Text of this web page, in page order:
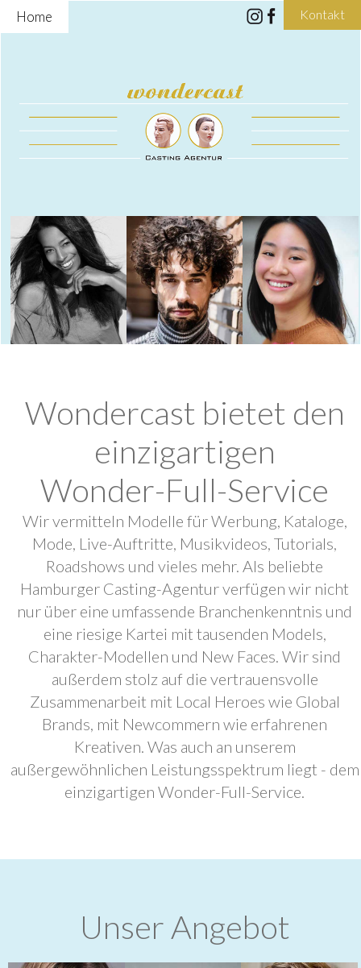
Home Kontakt
Wondercast bietet den
einzigartigen
Wonder-Full-Service
Wir vermitteln Modelle für Werbung, Kataloge,
Mode, Live-Auftritte, Musikvideos, Tutorials,
Roadshows und vieles mehr. Als beliebte
Hamburger Casting-Agentur verfügen wir nicht
nur über eine umfassende Branchenkenntnis und
eine riesige Kartei mit tausenden Models,
Charakter-Modellen und New Faces. Wir sind
außerdem stolz auf die vertrauensvolle
Zusammenarbeit mit Local Heroes wie Global
Brands, mit Newcommern wie erfahrenen
Kreativen. Was auch an unserem
außergewöhnlichen Leistungsspektrum liegt - dem
einzigartigen Wonder-Full-Service.
Unser Angebot